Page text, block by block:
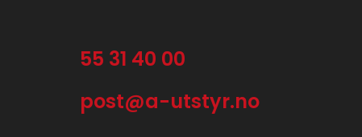
55 31 40 00
post@a-utstyr.no